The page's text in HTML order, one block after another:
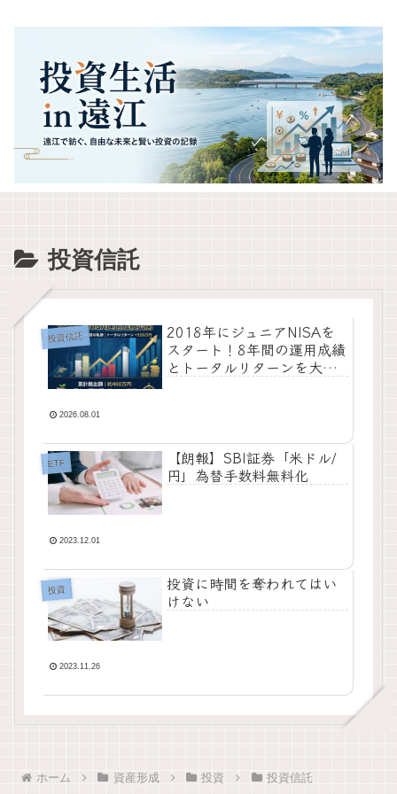
投資信託
投資信託
2018年にジュニアNISAを
スタート！8年間の運用成績
とトータルリターンを大公
2026.08.01
ETF
【朗報】SBI証券「米ドル/
円」為替手数料無料化
2023.12.01
投資
投資に時間を奪われてはい
けない
2023.11.26
ホーム 資産形成 投資 投資信託